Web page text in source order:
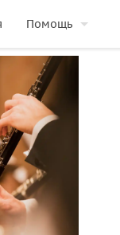
Помощь